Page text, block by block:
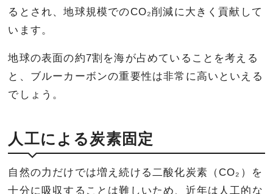
るとされ、地球規模でのCO₂削減に大きく貢献して
います。
地球の表面の約7割を海が占めていることを考える
と、ブルーカーボンの重要性は非常に高いといえる
でしょう。
人工による炭素固定
自然の力だけでは増え続ける二酸化炭素（CO₂）を
十分に吸収することは難しいため、近年は人工的な